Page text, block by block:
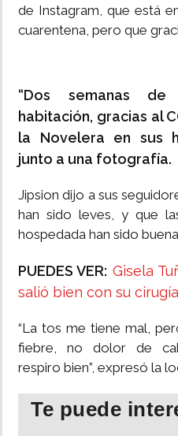
de Instagram, que está
cuarentena, pero que
“Dos semanas
habitación, gracias al
la Novelera en sus
junto a una fotografía.
Jipsion dijo a sus
han sido leves, y que
hospedada han sido
PUEDES VER: Gisela
salió bien con su cirugía
“La tos me tiene mal,
fiebre, no dolor de
respiro bien”, expresó la
Te puede